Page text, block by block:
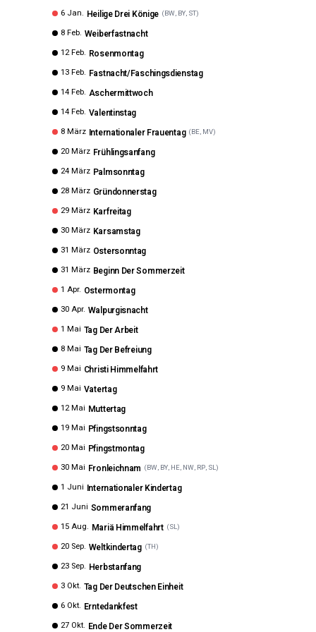
6 Jan. Heilige Drei Könige (BW, BY, ST)
8 Feb. Weiberfastnacht
12 Feb. Rosenmontag
13 Feb. Fastnacht/Faschingsdienstag
14 Feb. Aschermittwoch
14 Feb. Valentinstag
8 März Internationaler Frauentag (BE, MV)
20 März Frühlingsanfang
24 März Palmsonntag
28 März Gründonnerstag
29 März Karfreitag
30 März Karsamstag
31 März Ostersonntag
31 März Beginn Der Sommerzeit
1 Apr. Ostermontag
30 Apr. Walpurgisnacht
1 Mai Tag Der Arbeit
8 Mai Tag Der Befreiung
9 Mai Christi Himmelfahrt
9 Mai Vatertag
12 Mai Muttertag
19 Mai Pfingstsonntag
20 Mai Pfingstmontag
30 Mai Fronleichnam (BW, BY, HE, NW, RP, SL)
1 Juni Internationaler Kindertag
21 Juni Sommeranfang
15 Aug. Mariä Himmelfahrt (SL)
20 Sep. Weltkindertag (TH)
23 Sep. Herbstanfang
3 Okt. Tag Der Deutschen Einheit
6 Okt. Erntedankfest
27 Okt. Ende Der Sommerzeit